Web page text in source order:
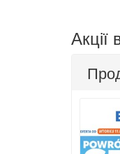
Акції